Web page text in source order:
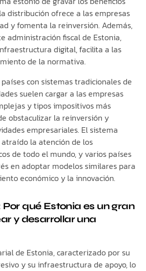
distribución ofrece a las empresas
y fomenta la reinversión. Además,
administración fiscal de Estonia,
digital, facilita a las
de la normativa.
con sistemas tradicionales de
suelen cargar a las empresas
y tipos impositivos más
obstaculizar la reinversión y
empresariales. El sistema
la atención de los
de todo el mundo, y varios países
en adoptar modelos similares para
económico y la innovación.
qué Estonia es un gran
y desarrollar una
de Estonia, caracterizado por su
y su infraestructura de apoyo, lo